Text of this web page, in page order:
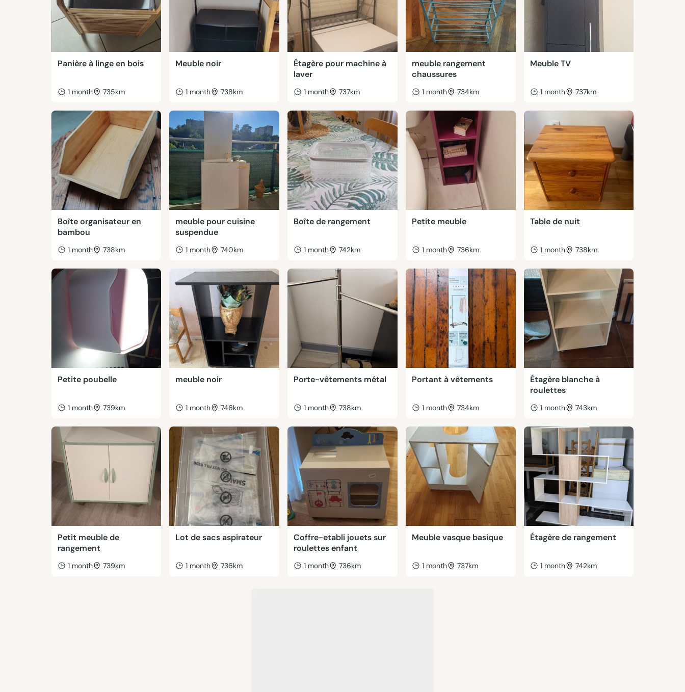
Panière à linge en bois
1 month 735km
Meuble noir
1 month 738km
Étagère pour machine à
laver
1 month 737km
meuble rangement
chaussures
1 month 734km
Meuble TV
1 month 737km
Boîte organisateur en
bambou
1 month 738km
meuble pour cuisine
suspendue
1 month 740km
Boîte de rangement
1 month 742km
Petite meuble
1 month 736km
Table de nuit
1 month 738km
Petite poubelle
1 month 739km
meuble noir
1 month 746km
Porte-vêtements métal
1 month 738km
Portant à vêtements
1 month 734km
Étagère blanche à
roulettes
1 month 743km
Petit meuble de
rangement
1 month 739km
Lot de sacs aspirateur
1 month 736km
Coffre-etabli jouets sur
roulettes enfant
1 month 736km
Meuble vasque basique
1 month 737km
Étagère de rangement
1 month 742km